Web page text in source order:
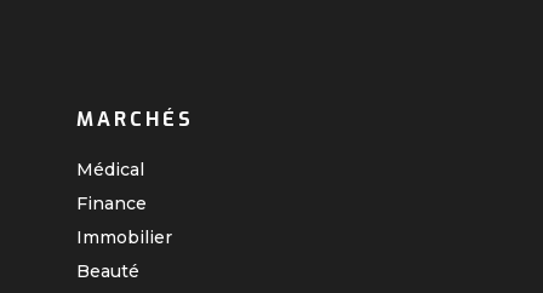
MARCHÉS
Médical
Finance
Immobilier
Beauté